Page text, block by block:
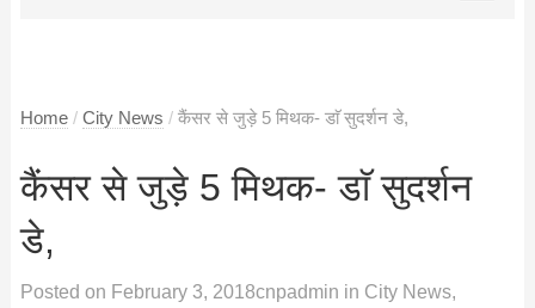
Home / City News / कैंसर से जुड़े 5 मिथक- डाॅ सुदर्शन डे,
कैंसर से जुड़े 5 मिथक- डाॅ सुदर्शन
डे,
Posted on February 3, 2018cnpadmin in City News,